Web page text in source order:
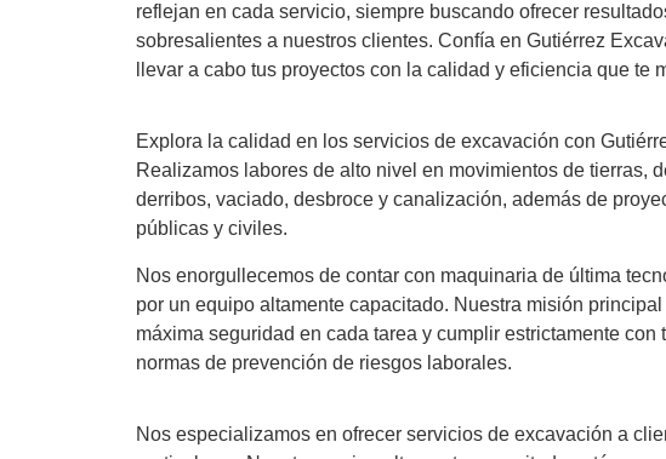
reflejan en cada servicio, siempre buscando ofrecer
sobresalientes a nuestros clientes. Confía en Gutiérrez
llevar a cabo tus proyectos con la calidad y eficiencia que te
Explora la calidad en los servicios de excavación con
Realizamos labores de alto nivel en movimientos de tierras,
derribos, vaciado, desbroce y canalización, además de
públicas y civiles.
Nos enorgullecemos de contar con maquinaria de última
por un equipo altamente capacitado. Nuestra misión
máxima seguridad en cada tarea y cumplir estrictamente con
normas de prevención de riesgos laborales.
Nos especializamos en ofrecer servicios de excavación a